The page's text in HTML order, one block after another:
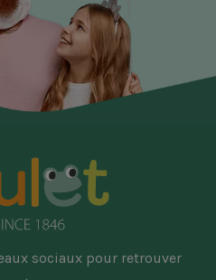
sociaux pour retrouver